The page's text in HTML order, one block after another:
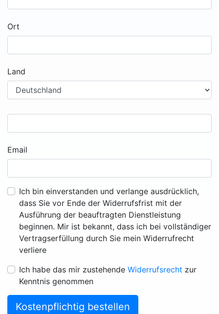
Ort
Land
Email
Ich bin einverstanden und verlange ausdrücklich,
dass Sie vor Ende der Widerrufsfrist mit der
Ausführung der beauftragten Dienstleistung
beginnen. Mir ist bekannt, dass ich bei vollständiger
Vertragserfüllung durch Sie mein Widerrufrecht
verliere
Ich habe das mir zustehende Widerrufsrecht zur
Kenntnis genommen
Kostenpflichtig bestellen